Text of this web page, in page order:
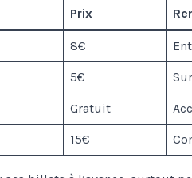
Prix
8€
5€
Gratuit
15€